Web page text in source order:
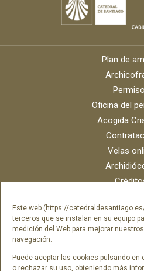
Este web (https://
terceros que se instalan en su equipo
medición del Web para mejorar
navegación.
Puede aceptar las cookies pulsando en
o rechazar su uso, obteniendo más
Plan de
Oficina del
Acogida
Velas
Portal del empleado